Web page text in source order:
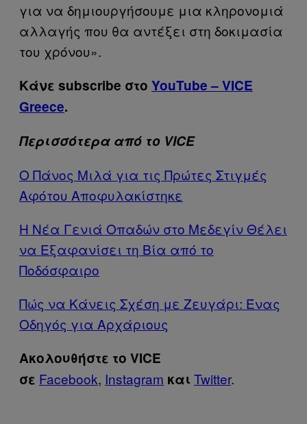
για να δημιουργήσουμε μια κληρονομιά
αλλαγής που θα αντέξει στη δοκιμασία
του χρόνου».
Κάνε subscribe στο YouTube – VICE
Greece.
Περισσότερα από το VICE
Ο Πάνος Μιλά για τις Πρώτες Στιγμές
Αφότου Αποφυλακίστηκε
Η Νέα Γενιά Οπαδών στο Μεδεγίν Θέλει
να Εξαφανίσει τη Βία από το
Ποδόσφαιρο
Πώς να Κάνεις Σχέση με Ζευγάρι: Ένας
Οδηγός για Αρχάριους
Ακολουθήστε το VICE
σε Facebook, Instagram και Twitter.